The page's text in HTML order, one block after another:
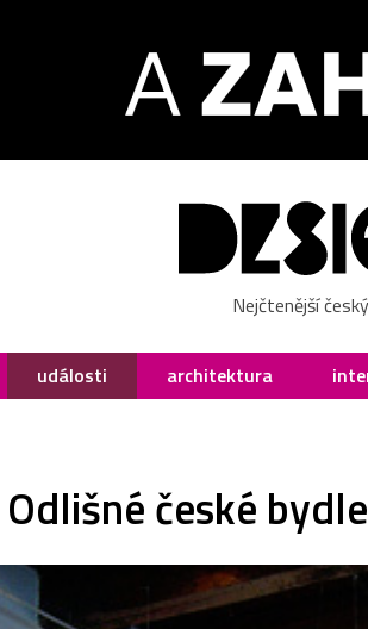
Nejčtenější
události architektura
Odlišné české